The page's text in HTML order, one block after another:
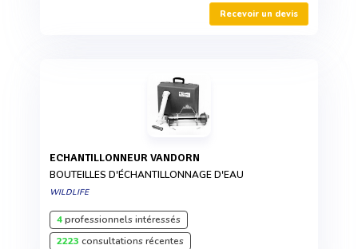
Recevoir un devis
ECHANTILLONNEUR VANDORN
BOUTEILLES D'ÉCHANTILLONNAGE D'EAU
WILDLIFE
4professionnels intéressés
2223 consultations récentes